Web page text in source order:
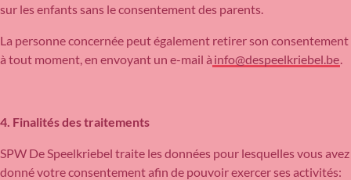
sur les enfants sans le consentement des parents.
La personne concernée peut également retirer son consentement
à tout moment, en envoyant un e-mail à info@despeelkriebel.be.
4. Finalités des traitements
SPW De Speelkriebel traite les données pour lesquelles vous avez
donné votre consentement afin de pouvoir exercer ses activités: